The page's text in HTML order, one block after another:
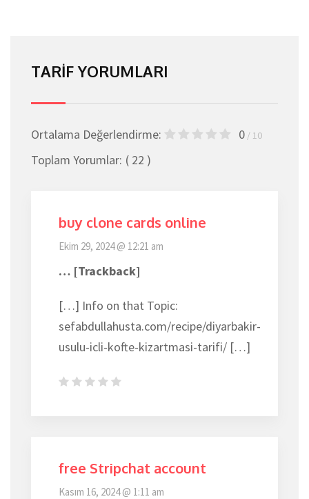
TARIF YORUMLARI
Ortalama Değerlendirme: 0 / 10
Toplam Yorumlar: ( 22 )
buy clone cards online
Ekim 29, 2024 @ 12:21 am
… [Trackback]
[…] Info on that Topic:
sefabdullahusta.com/recipe/diyarbakir-
usulu-icli-kofte-kizartmasi-tarifi/ […]
free Stripchat account
Kasım 16, 2024 @ 1:11 am